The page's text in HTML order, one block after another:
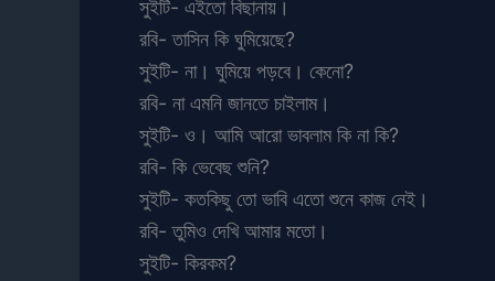
সুইটি- এইতো বিছানায়।
রবি- তাসিন কি ঘুমিয়েছে?
সুইটি- না। ঘুমিয়ে পড়বে। কেনো?
রবি- না এমনি জানতে চাইলাম।
সুইটি- ও। আমি আরো ভাবলাম কি না কি?
রবি- কি ভেবেছ শুনি?
সুইটি- কতকিছু তো ভাবি এতো শুনে কাজ নেই।
রবি- তুমিও দেখি আমার মতো।
সুইটি- কিরকম?